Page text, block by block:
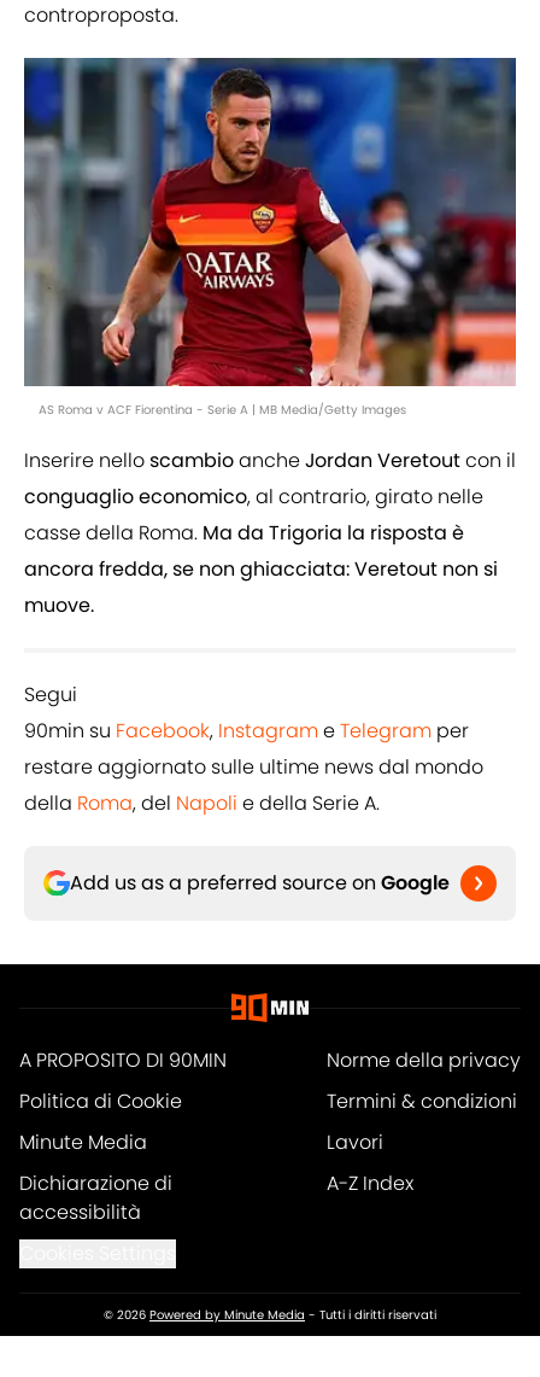
controproposta.
AS Roma v ACF Fiorentina - Serie A | MB Media/Getty Images
Inserire nelloscambioancheJordan Veretoutcon il
conguaglioeconomico, al contrario, girato nelle
casse della Roma. Ma da Trigoria la risposta è
ancora fredda, se non ghiacciata: Veretout non si
muove.
Segui
90min su Facebook, InstagrameTelegram per
restare aggiornato sulle ultime news dal mondo
della Roma, del Napoli e della Serie A.
Add us as a preferred source on Google
A PROPOSITO DI 90MIN
Norme della privacy
Politica di Cookie
Termini & condizioni
Minute Media
Lavori
Dichiarazione di
accessibilità
A-Z Index
© 2026 Powered by Minute Media - Tutti i diritti riservati